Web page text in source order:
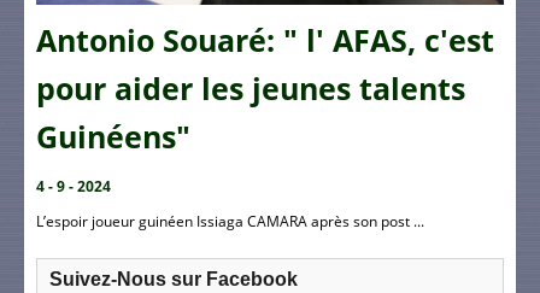
Antonio Souaré: " l' AFAS, c'est
pour aider les jeunes talents
Guinéens"
4 - 9 - 2024
L’espoir joueur guinéen Issiaga CAMARA après son post ...
Suivez-Nous sur Facebook